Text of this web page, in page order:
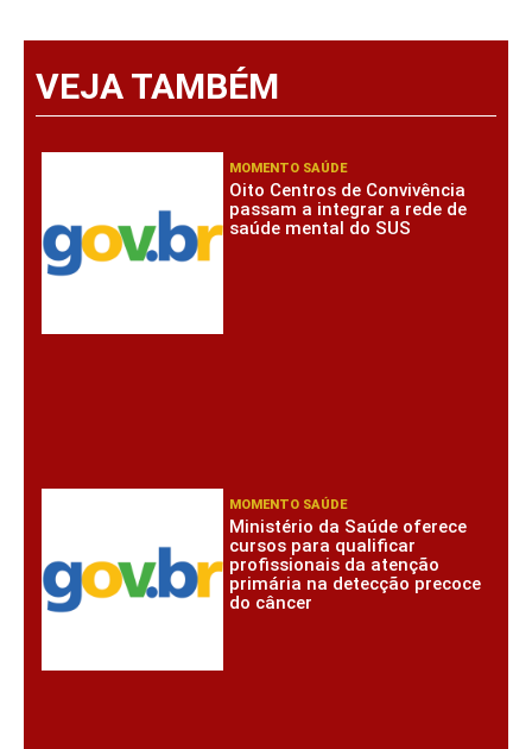
VEJA TAMBÉM
MOMENTO SAÚDE
Oito Centros de Convivência
passam a integrar a rede de
saúde mental do SUS
MOMENTO SAÚDE
Ministério da Saúde oferece
cursos para qualificar
profissionais da atenção
primária na detecção precoce
do câncer